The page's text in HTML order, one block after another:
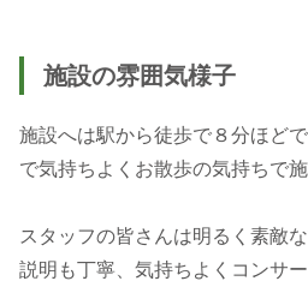
施設の雰囲気様子
施設へは駅から徒歩で８分ほど
で気持ちよくお散歩の気持ちで
スタッフの皆さんは明るく素敵な
説明も丁寧、気持ちよくコンサ